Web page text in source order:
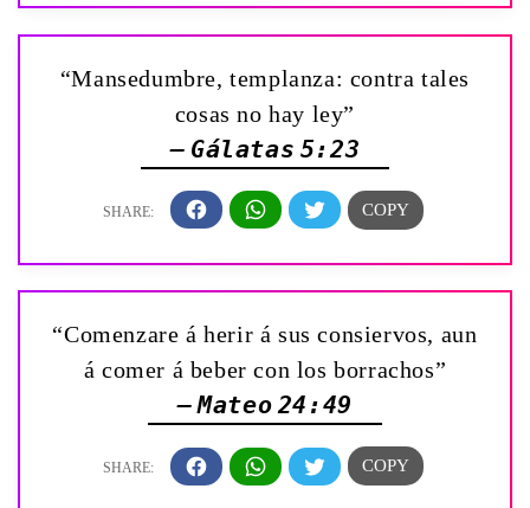
“Mansedumbre, templanza: contra tales
cosas no hay ley”
— Gálatas 5:23
“Comenzare á herir á sus consiervos, aun
á comer á beber con los borrachos”
— Mateo 24:49